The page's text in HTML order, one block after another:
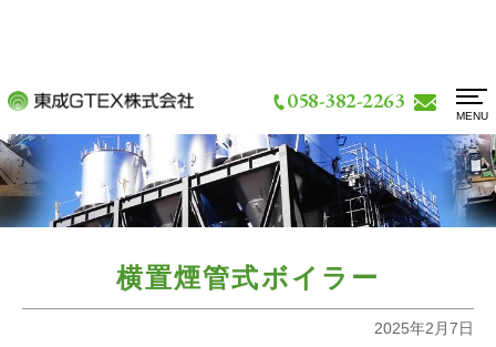
MENU
058-382-2263
横置煙管式ボイラー
2025年2月7日
お問い合わせ
新着情報 アクセス
技術情報・検査体制